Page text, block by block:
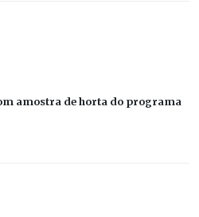
amostra de horta do programa